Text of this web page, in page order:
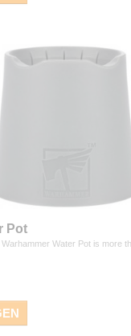
Pot
Water Pot is more